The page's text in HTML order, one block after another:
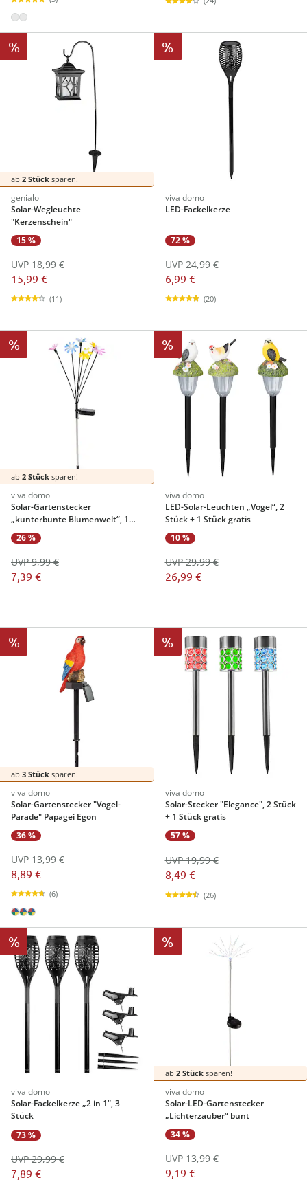
%
ab 2 Stück sparen!
genialo
Solar-Wegleuchte
"Kerzenschein"
15 %
15,99 €
UVP 18,99 €
(11)
%
viva domo
LED-Fackelkerze
72 %
6,99 €
UVP 24,99 €
(20)
%
ab 2 Stück sparen!
viva domo
Solar-Gartenstecker
„kunterbunte Blumenwelt“, 1
Stück
26 %
7,39 €
UVP 9,99 €
%
viva domo
LED-Solar-Leuchten „Vogel“, 2
Stück + 1 Stück gratis
10 %
26,99 €
UVP 29,99 €
%
ab 3 Stück sparen!
viva domo
Solar-Gartenstecker "Vogel-
Parade" Papagei Egon
36 %
8,89 €
UVP 13,99 €
(6)
%
viva domo
Solar-Stecker "Elegance", 2 Stück
+ 1 Stück gratis
57 %
8,49 €
UVP 19,99 €
(26)
%
viva domo
Solar-Fackelkerze „2 in 1“, 3
Stück
73 %
7,89 €
UVP 29,99 €
%
ab 2 Stücksparen!
viva domo
Solar-LED-Gartenstecker
„Lichterzauber“ bunt
34 %
9,19 €
UVP 13,99 €